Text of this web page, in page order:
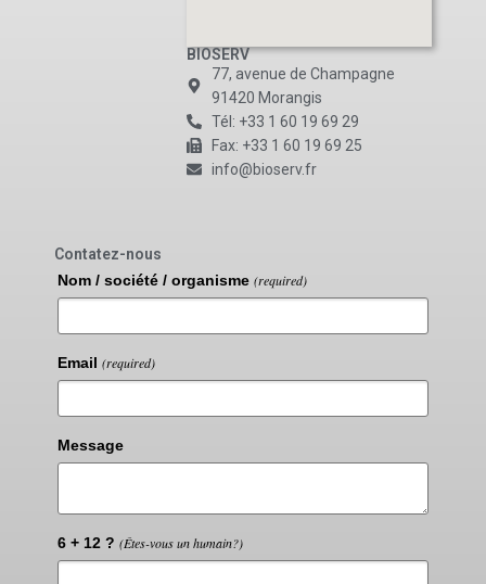
BIOSERV
77, avenue de Champagne
91420 Morangis
Tél: +33 1 60 19 69 29
Fax: +33 1 60 19 69 25
info@bioserv.fr
Contatez-nous
Nom / société / organisme (required)
Email (required)
Message
6 + 12 ? (Êtes-vous un humain?)